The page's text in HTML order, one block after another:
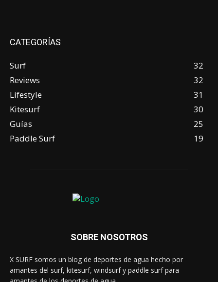
CATEGORÍAS
Surf
32
Reviews
32
Lifestyle
31
Kitesurf
30
Guías
25
Paddle Surf
19
SOBRE NOSOTROS
X SURF somos un blog de deportes de agua hecho por
amantes del surf, kitesurf, windsurf y paddle surf para